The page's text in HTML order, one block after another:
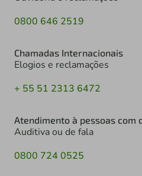
0800 646 2519
Chamadas Internacionais
Elogios e reclamações
+ 55 51 2313 6472
Atendimento à pessoas com
Auditiva ou de fala
0800 724 0525